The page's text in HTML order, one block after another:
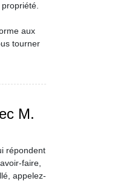
aux
tourner
M.
répondent
faire,
appelez-